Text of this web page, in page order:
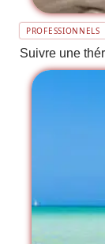
PROFESSIONNELS
Suivre une